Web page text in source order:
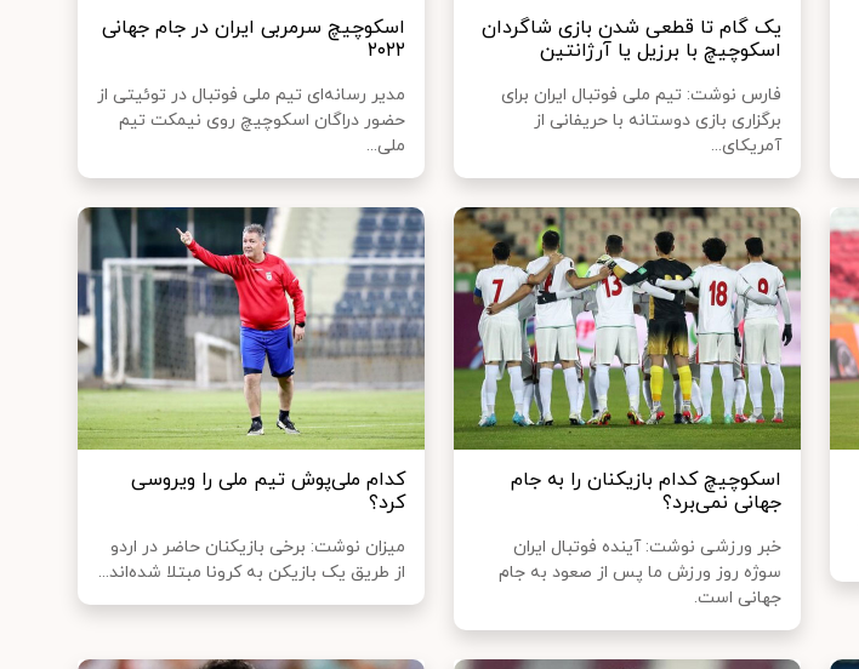
یک گام تا قطعی شدن بازی شاگردان
اسکوچیچ با برزیل یا آرژانتین
فارس نوشت: تیم ملی فوتبال ایران برای
برگزاری بازی دوستانه با حریفانی از
آمریکای...
اسکوچیچ سرمربی ایران در جام جهانی
۲۰۲۲
مدیر رسانه‌ای تیم ملی فوتبال در توئیتی از
حضور دراگان اسکوچیچ روی نیمکت تیم
ملی...
اسکوچیچ کدام بازیکنان را به جام
جهانی نمی‌برد؟
خبر ورزشی نوشت: آینده فوتبال ایران
سوژه روز ورزش ما پس از صعود به جام
جهانی است.
کدام ملی‌پوش تیم ملی را ویروسی
کرد؟
میزان نوشت: برخی بازیکنان حاضر در اردو
از طریق یک بازیکن به کرونا مبتلا شده‌اند...